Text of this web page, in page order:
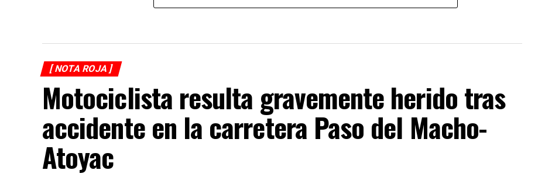
[ NOTA ROJA ]
Motociclista resulta gravemente herido tras
accidente en la carretera Paso del Macho-
Atoyac